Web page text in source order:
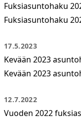
Fuksiasuntohaku
Fuksiasuntohaku
17.5.2023
Kevään 2023
Kevään 2023
12.7.2022
Vuoden 2022